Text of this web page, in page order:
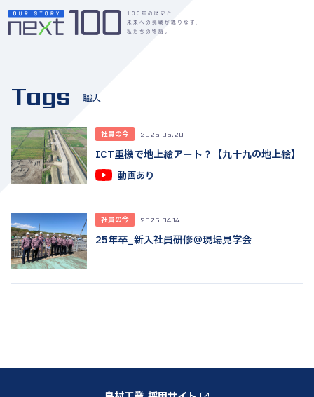
Tags 職人
社員の今 2025.05.20
ICT重機で地上絵アート？【九十九の地上絵】
動画あり
社員の今 2025.04.14
25年卒_新入社員研修＠現場見学会